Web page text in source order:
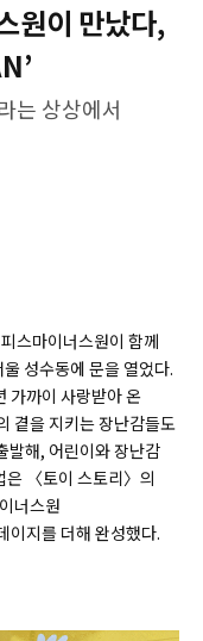
원이 만났다,
는 상상에서
스마이너스원이 함께
성수동에 문을 열었다.
가까이 사랑받아 온
곁을 지키는 장난감들도
발해, 어린이와 장난감
은 〈토이 스토리〉의
너스원
이지를 더해 완성했다.